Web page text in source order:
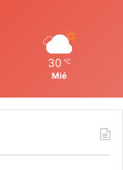
30 ℃
Mié